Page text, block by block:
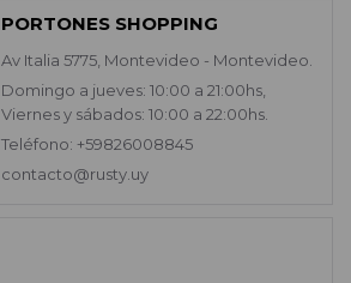
PORTONES SHOPPING
Av Italia 5775, Montevideo - Montevideo.
Domingo a jueves: 10:00 a 21:00hs,
Viernes y sábados: 10:00 a 22:00hs.
Teléfono: +59826008845
contacto@rusty.uy